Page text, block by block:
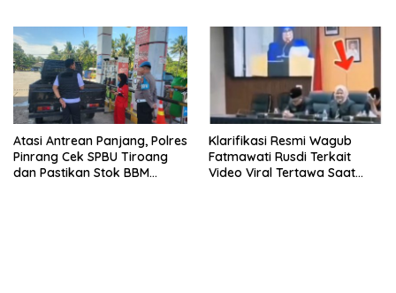
Atasi Antrean Panjang, Polres
Pinrang Cek SPBU Tiroang
dan Pastikan Stok BBM
Klarifikasi Resmi Wagub
Fatmawati Rusdi Terkait
Video Viral Tertawa Saat